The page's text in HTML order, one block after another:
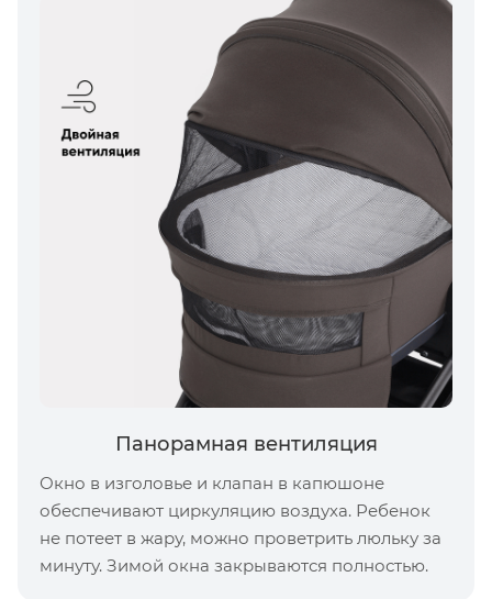
Панорамная вентиляция
Окно в изголовье и клапан в капюшоне
обеспечивают циркуляцию воздуха. Ребенок
не потеет в жару, можно проветрить люльку за
минуту. Зимой окна закрываются полностью.